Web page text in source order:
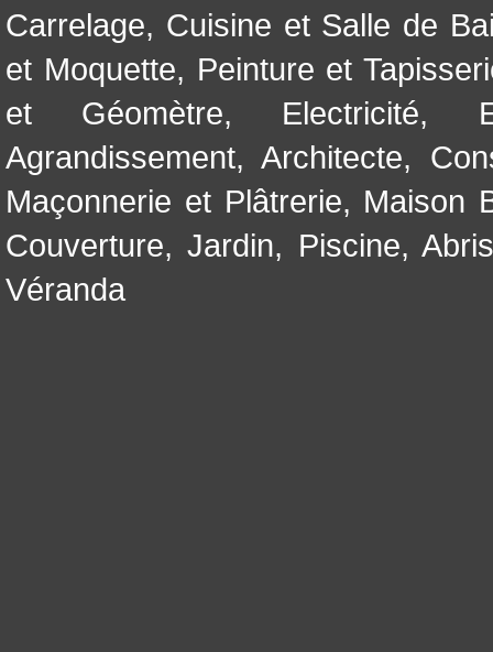
Carrelage, Cuisine et Salle de
et Moquette, Peinture et
et Géomètre, Electricité,
Agrandissement, Architecte,
Maçonnerie et Plâtrerie, Maison
Couverture,Jardin, Piscine,
Véranda